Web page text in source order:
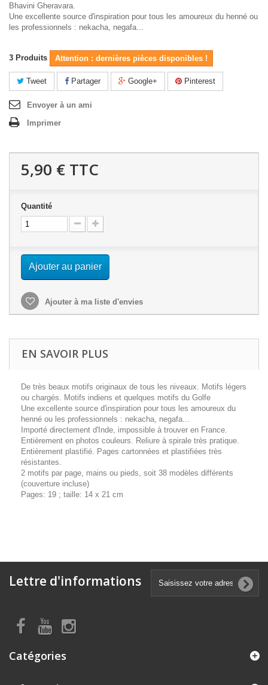
Bhavini Gheravara.
Une excellente source d'inspiration pour tous les amoureux du henné ou
les professionnels : nekacha, negafa...
3 Produits Attention : dernières pièces disponibles !
Tweet Partager Google+ Pinterest
Envoyer à un ami
Imprimer
5,90 € TTC
Quantité
Ajouter au panier
Ajouter à ma liste d'envies
EN SAVOIR PLUS
De très beaux motifs originaux de tous les niveaux. Motifs légers
ou chargés. Motifs indiens et quelques motifs du Golfe
Une excellente source d'inspiration pour tous les amoureux du
henné ou les professionnels : nekacha, negafa...
Importé directement d'Inde, impossible à trouver en France.
Entièrement en photos couleurs. Reliure à spirale très pratique.
Entièrement plastifié. Pages cartonnées et plastifiées très
résistantes.
2 motifs par page, mains ou pieds, soit 38 modèles différents
(couverture incluse)
Pages: 19 ; taille: 14 x 21 cm
Lettre d'informations
Catégories